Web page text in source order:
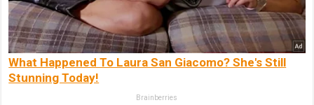
What Happened To Laura San Giacomo? She's Still
Stunning Today!
Brainberries